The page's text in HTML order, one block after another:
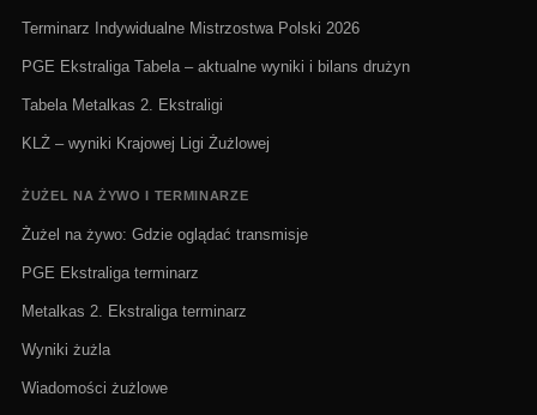
Terminarz Indywidualne Mistrzostwa Polski 2026
PGE Ekstraliga Tabela – aktualne wyniki i bilans drużyn
Tabela Metalkas 2. Ekstraligi
KLŻ – wyniki Krajowej Ligi Żużlowej
ŻUŻEL NA ŻYWO I TERMINARZE
Żużel na żywo: Gdzie oglądać transmisje
PGE Ekstraliga terminarz
Metalkas 2. Ekstraliga terminarz
Wyniki żużla
Wiadomości żużlowe